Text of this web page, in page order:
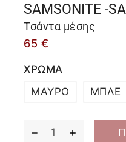
SAMSONITE -
Τσάντα μέσης
65 €
ΧΡΩΜΑ
ΜΑΥΡΟ
ΜΠΛΕ